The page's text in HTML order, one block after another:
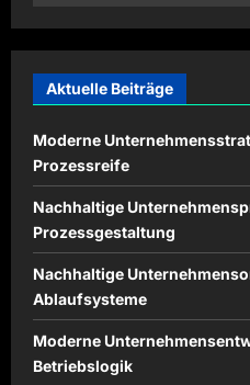
Aktuelle Beiträge
Moderne
Prozessreife
Nachhaltige
Prozessgestaltung
Nachhaltige
Ablaufsysteme
Moderne
Betriebslogik